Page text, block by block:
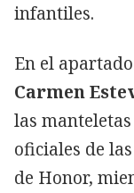
infantiles.
En el
Carmen
las
oficiales de
de Honor,